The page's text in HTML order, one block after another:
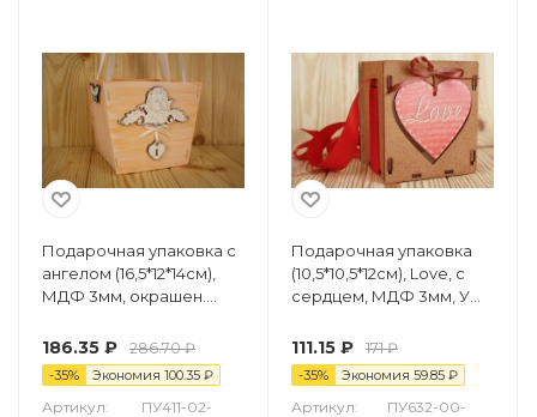
Подарочная упаковка с
ангелом (16,5*12*14см),
МДФ 3мм, окрашен.
шт.
186.35 ₽ 286.70₽
-35% Экономия 100.35 ₽
Артикул:
ПУ411-02-
Подарочная упаковка
(10,5*10,5*12см), Love, с
сердцем, МДФ 3мм, УФ
111.15 ₽ 171₽
-35% Экономия 59.85 ₽
Артикул:
ПУ632-00-